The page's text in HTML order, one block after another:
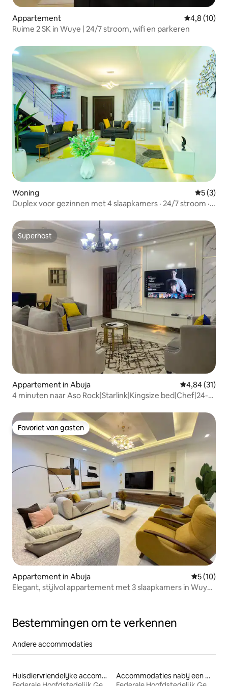
Appartement
4,8 (10)
Ruime 2 SK in Wuye | 24/7 stroom, wifi en parkeren
Woning
5 (3)
Duplex voor gezinnen met 4 slaapkamers · 24/7 stroom ·
Superhost
Superhost
Appartement in Abuja Gemiddelde
4,84 (31)
4 minuten naar Aso Rock|Starlink|Kingsize bed|Chef|24-
Favoriet van gasten
Favoriet van gasten
Appartement in Abuja
5 (10)
Elegant, stijlvol appartement met 3 slaapkamers in Wuye,
Bestemmingen om te verkennen
Andere accommodaties
Huisdiervriendelijke accommodaties
Accommodaties nabij een meer